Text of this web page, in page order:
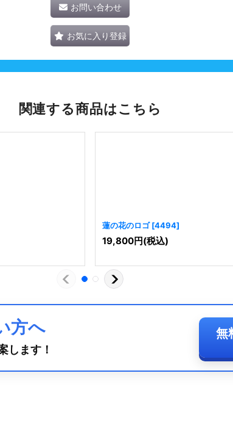
お問い合わせ
お気に入り登録
関連する商品はこちら
蓮の花のロゴ [4494]
19,800円(税込)
方へ
します！
無